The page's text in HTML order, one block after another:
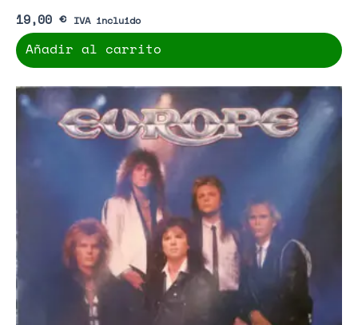
19,00 € IVA incluido
Añadir al carrito